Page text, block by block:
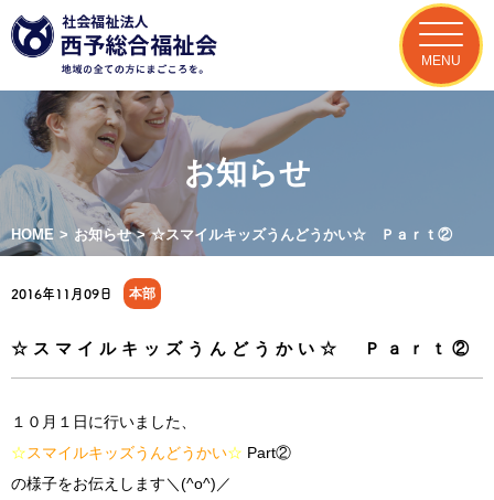
MENU
お知らせ
HOME > お知らせ > ☆スマイルキッズうんどうかい☆ Ｐａｒｔ②
2016年11月09日 本部
☆スマイルキッズうんどうかい☆ Ｐａｒｔ②
１０月１日に行いました、
☆スマイルキッズうんどうかい☆ Part②
の様子をお伝えします＼(^o^)／